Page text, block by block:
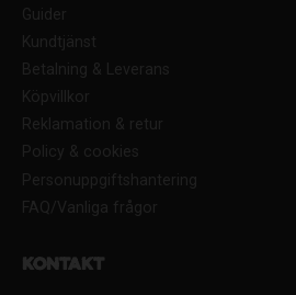
Guider
Kundtjänst
Betalning & Leverans
Köpvillkor
Reklamation & retur
Policy & cookies
Personuppgiftshantering
FAQ/Vanliga frågor
Kontakt